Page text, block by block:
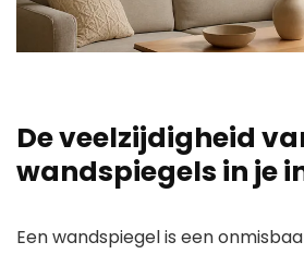
De veelzijdigheid
wandspiegels in je
Een wandspiegel is een